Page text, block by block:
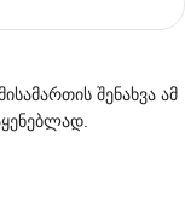
შენახვა ამ